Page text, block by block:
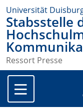
Universität
Stabsstelle
Ressort Presse